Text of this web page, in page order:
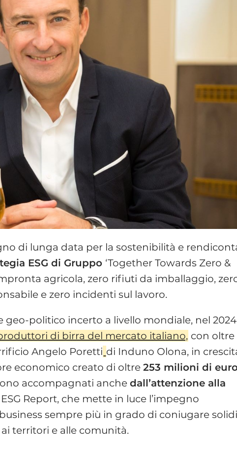
di lunga data per la sostenibilità e
ESG di Gruppo ‘Together Towards Zero &
agricola, zero rifiuti da imballaggio,
e zero incidenti sul lavoro.
politico incerto a livello mondiale, nel 2024
di birra del mercato italiano, con oltre
Angelo Poretti di Induno Olona, in
economico creato di oltre253 milioni di
accompagnati anchedall’attenzione alla
Report, che mette in luce l’impegno
sempre più in grado di coniugare
territori e alle comunità.